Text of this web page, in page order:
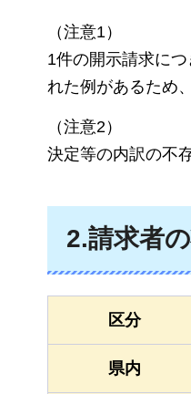
（注意1）
1件の開示請求に
れた例があるため
（注意2）
決定等の内訳の不
2.請求者
区分
県内